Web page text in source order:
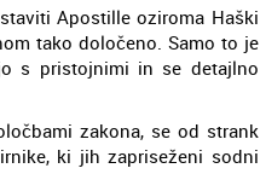
Apostille oziroma Haški
tako določeno. Samo to je
s pristojnimi in se detajlno
zakona, se od strank
ki jih zapriseženi sodni